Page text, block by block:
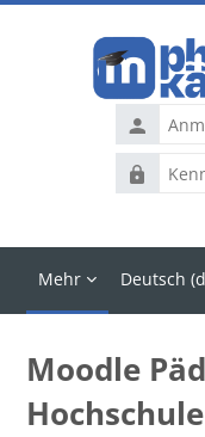
Kennwort
Mehr Deutsch
Moodle